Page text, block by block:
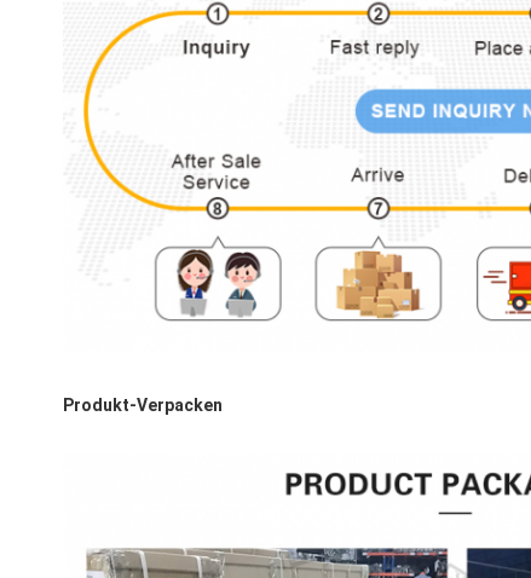
Produkt-Verpacken